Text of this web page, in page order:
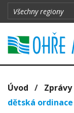
Úvod / Zprávy
dětská ordinace